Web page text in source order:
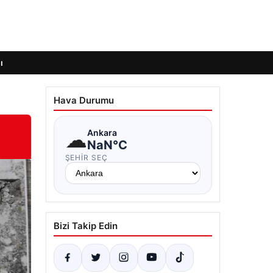
Hava Durumu
☁Ankara
NaN°C
ŞEHIR SEÇ
Bizi Takip Edin